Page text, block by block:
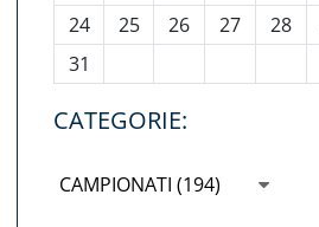
24
25 26 27 28
31
CATEGORIE:
CAMPIONATI (194)